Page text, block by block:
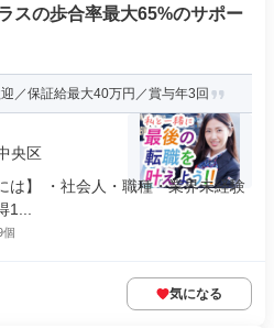
スの歩合率最大65%のサポー
／保証給最大40万円／賞与年3回
央区
は】 ・社会人・職種・業界未経験
個
気になる